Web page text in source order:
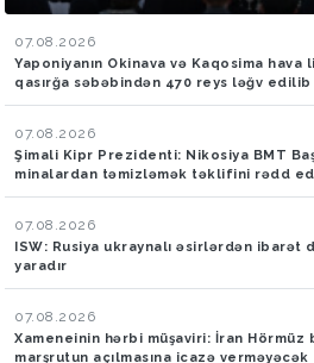
07.08.2026
Yaponiyanın Okinava və Kaqosima hava
qasırğa səbəbindən 470 reys ləğv edilib
07.08.2026
Şimali Kipr Prezidenti: Nikosiya BMT
minalardan təmizləmək təklifini rədd
07.08.2026
ISW: Rusiya ukraynalı əsirlərdən ibarət
yaradır
07.08.2026
Xameneinin hərbi müşaviri: İran Hörmüz
marşrutun açılmasına icazə verməyəcək